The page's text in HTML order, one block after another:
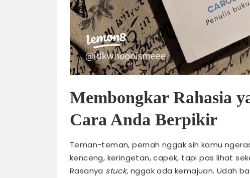
Membongkar Rahasia
Cara Anda Berpikir
Teman-teman, pernah nggak sih kamu
kenceng, keringetan, capek, tapi pas lihat
Rasanya stuck, nggak ada kemajuan. Udah